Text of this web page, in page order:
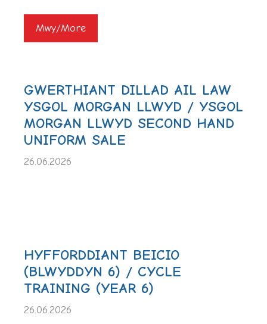
Mwy/More
GWERTHIANT DILLAD AIL LAW
YSGOL MORGAN LLWYD / YSGOL
MORGAN LLWYD SECOND HAND
UNIFORM SALE
26.06.2026
HYFFORDDIANT BEICIO
(BLWYDDYN 6) / CYCLE
TRAINING (YEAR 6)
26.06.2026